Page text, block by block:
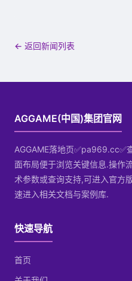
← 返回新闻列表
AGGAME(中国)集团官网
AGGAME落地页✅pa969.cc✅
面布局便于浏览关键信息.操作
术参数或查询支持,可进入官方
速进入相关文档与案例库.
快速导航
首页